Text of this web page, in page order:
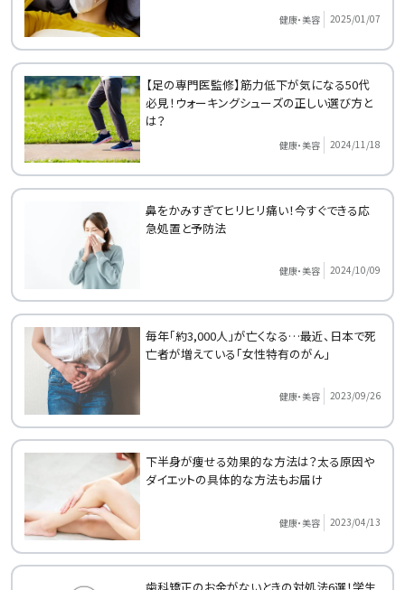
健康・美容 2025/01/07
【足の専門医監修】筋力低下が気になる50代
必見！ウォーキングシューズの正しい選び方と
は？
健康・美容 2024/11/18
鼻をかみすぎてヒリヒリ痛い！今すぐできる応
急処置と予防法
健康・美容 2024/10/09
毎年「約3,000人」が亡くなる…最近、日本で死
亡者が増えている「女性特有のがん」
健康・美容 2023/09/26
下半身が痩せる効果的な方法は？太る原因や
ダイエットの具体的な方法もお届け
健康・美容 2023/04/13